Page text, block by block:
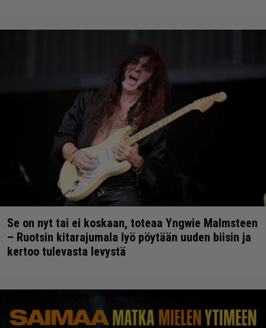
Se on nyt tai ei koskaan, toteaa Yngwie Malmsteen
– Ruotsin kitarajumala lyö pöytään uuden biisin ja
kertoo tulevasta levystä